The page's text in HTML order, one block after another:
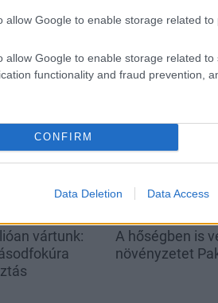
allow Google to enable storage related to
allow Google to enable storage related to
functionality and fraud prevention,
CONFIRM
Data Deletion Data Access
vártunk:
A hőségben is
növényzetet